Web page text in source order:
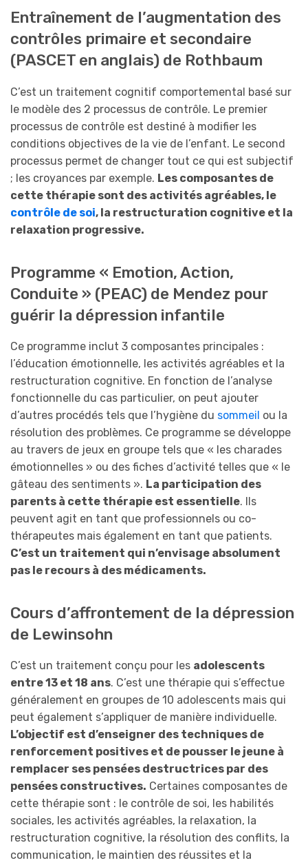
Entraînement de l’augmentation des
contrôles primaire et secondaire
(PASCET en anglais) de Rothbaum
C’est un traitement cognitif comportemental basé sur
le modèle des 2 processus de contrôle. Le premier
processus de contrôle est destiné à modifier les
conditions objectives de la vie de l’enfant. Le second
processus permet de changer tout ce qui est subjectif
; les croyances par exemple. Les composantes de
cette thérapie sont des activités agréables, le
contrôle de soi, la restructuration cognitive et la
relaxation progressive.
Programme « Emotion, Action,
Conduite » (PEAC) de Mendez pour
guérir la dépression infantile
Ce programme inclut 3 composantes principales :
l’éducation émotionnelle, les activités agréables et la
restructuration cognitive. En fonction de l’analyse
fonctionnelle du cas particulier, on peut ajouter
d’autres procédés tels que l’hygiène du sommeil ou la
résolution des problèmes. Ce programme se développe
au travers de jeux en groupe tels que « les charades
émotionnelles » ou des fiches d’activité telles que « le
gâteau des sentiments ». La participation des
parents à cette thérapie est essentielle. Ils
peuvent agit en tant que professionnels ou co-
thérapeutes mais également en tant que patients.
C’est un traitement qui n’envisage absolument
pas le recours à des médicaments.
Cours d’affrontement de la dépression
de Lewinsohn
C’est un traitement conçu pour les adolescents
entre 13 et 18 ans. C’est une thérapie qui s’effectue
généralement en groupes de 10 adolescents mais qui
peut également s’appliquer de manière individuelle.
L’objectif est d’enseigner des techniques de
renforcement positives et de pousser le jeune à
remplacer ses pensées destructrices par des
pensées constructives. Certaines composantes de
cette thérapie sont : le contrôle de soi, les habilités
sociales, les activités agréables, la relaxation, la
restructuration cognitive, la résolution des conflits, la
communication, le maintien des réussites et la